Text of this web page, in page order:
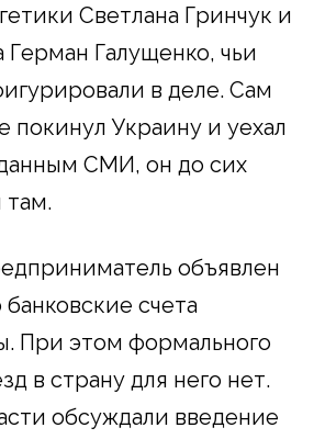
Светлана Гринчук и
Герман Галущенко, чьи
в деле. Сам
покинул Украину и уехал
СМИ, он до сих
там.
объявлен
банковские счета
При этом формального
в страну для него нет.
обсуждали введение